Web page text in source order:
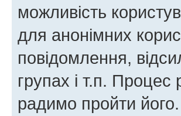
можливість
для анонімних
повідомлення,
групах і т.п. Процес
радимо пройти його.